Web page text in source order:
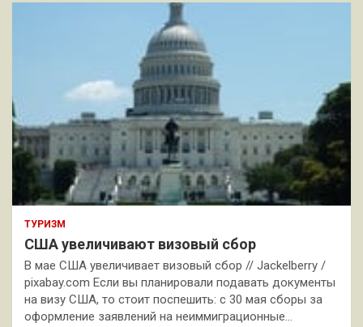
ТУРИЗМ
США увеличивают визовый сбор
В мае США увеличивает визовый сбор // Jackelberry /
pixabay.com Если вы планировали подавать документы
на визу США, то стоит поспешить: с 30 мая сборы за
оформление заявлений на неиммиграционные…